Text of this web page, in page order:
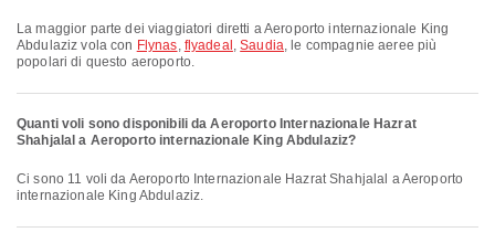
La maggior parte dei viaggiatori diretti a Aeroporto internazionale King
Abdulaziz vola con Flynas, flyadeal ,Saudia, le compagnie aeree più
popolari di questo aeroporto.
Quanti voli sono disponibili da Aeroporto Internazionale Hazrat
Shahjalal a Aeroporto internazionale King Abdulaziz?
Ci sono 11 voli da Aeroporto Internazionale Hazrat Shahjalal a Aeroporto
internazionale King Abdulaziz.